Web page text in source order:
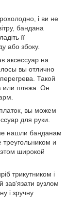
і ви не
бандана
її
або збоку.
аксессуар на
вы отлично
Такой
или пляжа. Он
вы можем
для руки.
нашли банданам
и
широкой
трикутником і
зав'язати вузлом
і зручну